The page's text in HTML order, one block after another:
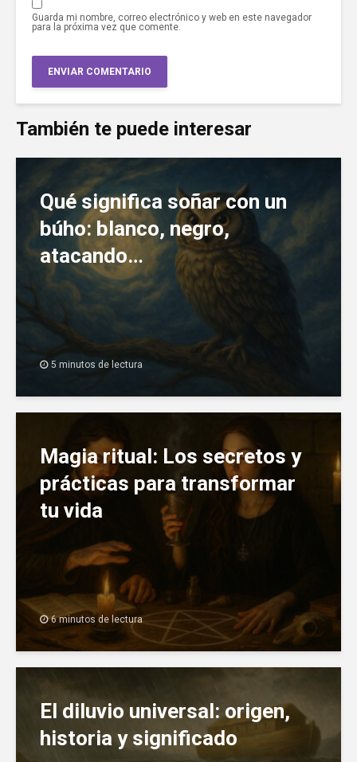
Guarda mi nombre, correo electrónico y web en este navegador
para la próxima vez que comente.
También te puede interesar
Qué significa soñar con un
búho: blanco, negro,
atacando…
5 minutos de lectura
Magia ritual: Los secretos y
prácticas para transformar
tu vida
6 minutos de lectura
El diluvio universal: origen,
historia y significado